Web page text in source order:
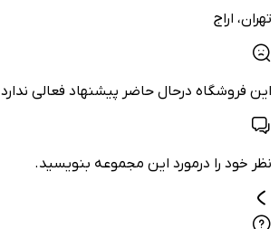
تهران، اراج
این فروشگاه درحال حاضر پیشنهاد فعالی ندارد
نظر خود را درمورد این مجموعه بنویسید.